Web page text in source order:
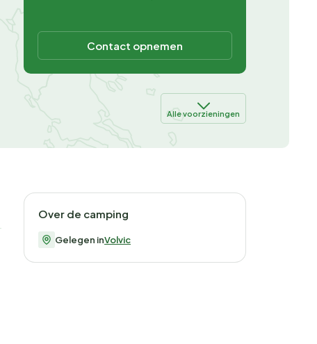
Contact opnemen
Alle voorzieningen
Over de camping
Gelegen inVolvic